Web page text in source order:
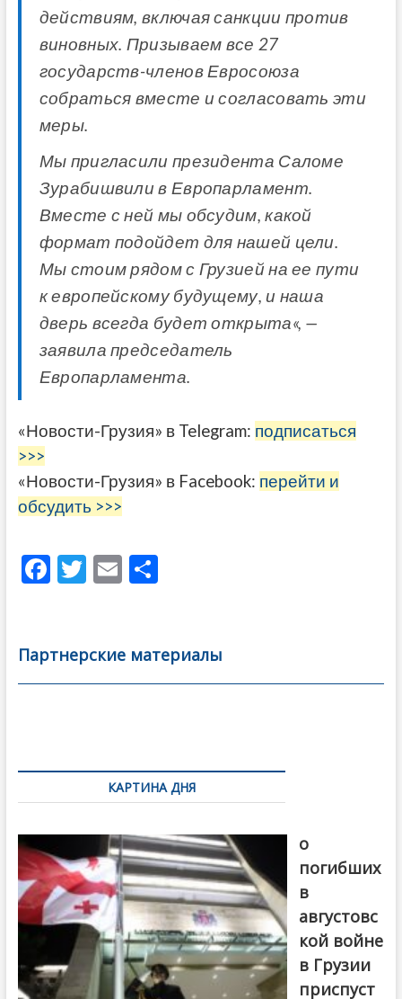
действиям, включая санкции против
виновных. Призываем все 27
государств-членов Евросоюза
собраться вместе и согласовать эти
меры.
Мы пригласили президента Саломе
Зурабишвили в Европарламент.
Вместе с ней мы обсудим, какой
формат подойдет для нашей цели.
Мы стоим рядом с Грузией на ее пути
к европейскому будущему, и наша
дверь всегда будет открыта«, —
заявила председатель
Европарламента.
«Новости-Грузия» в Telegram: подписаться
>>>
«Новости-Грузия» в Facebook: перейти и
обсудить >>>
F
b
o
T
er
E
l
О
а
в
Партнерские материалы
по
записямКАРТИНА ДНЯ
о
погибших
в
августовс
кой войне
в Грузии
приспуст